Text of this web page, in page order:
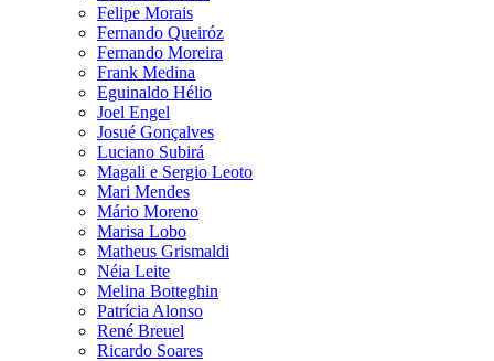
Felipe Morais
Fernando Queiróz
Fernando Moreira
Frank Medina
Eguinaldo Hélio
Joel Engel
Josué Gonçalves
Luciano Subirá
Magali e Sergio Leoto
Mari Mendes
Mário Moreno
Marisa Lobo
Matheus Grismaldi
Néia Leite
Melina Botteghin
Patrícia Alonso
René Breuel
Ricardo Soares